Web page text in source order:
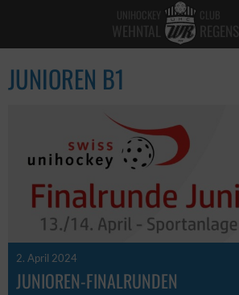
JUNIOREN B1
2. April 2024
JUNIOREN-FINALRUNDEN